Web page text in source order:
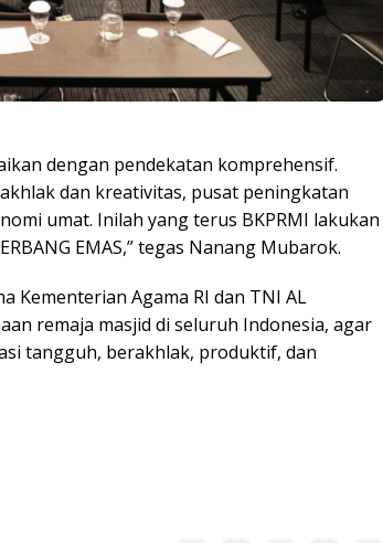
dengan pendekatan komprehensif.
dan kreativitas, pusat peningkatan
umat. Inilah yang terus BKPRMI lakukan
EMAS,” tegas Nanang Mubarok.
Kementerian Agama RI dan TNI AL
remaja masjid di seluruh Indonesia, agar
tangguh, berakhlak, produktif, dan